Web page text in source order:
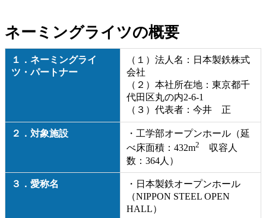
ネーミングライツの概要
１．ネーミングライ
ツ・パートナー
（１）法人名：日本製鉄株式
会社
（２）本社所在地：東京都千
代田区丸の内2-6-1
（３）代表者：今井 正
２．対象施設
・工学部オープンホール（延
べ床面積：432m2
収容人
数：364人）
３．愛称名
・日本製鉄オープンホール
（NIPPON STEEL OPEN
HALL）